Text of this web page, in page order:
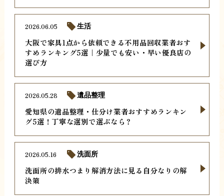
大阪で家具1点から依頼できる不用品回収業者おす
すめランキング5選｜少量でも安い・早い優良店の
選び方
2026.06.05 生活
愛知県の遺品整理・仕分け業者おすすめランキン
グ5選！丁寧な選別で選ぶなら？
2026.05.28 遺品整理
洗面所の排水つまり解消方法に見る自分なりの解
決策
2026.05.16 洗面所